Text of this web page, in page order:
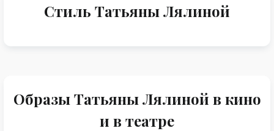
Стиль Татьяны Лялиной
Образы Татьяны Лялиной в кино
и в театре